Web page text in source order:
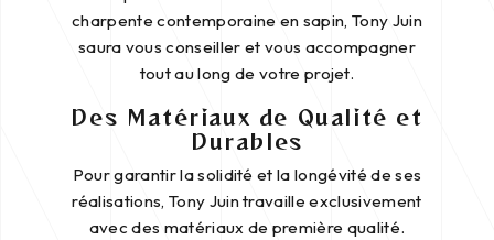
charpente contemporaine en sapin, Tony Juin
saura vous conseiller et vous accompagner
tout au long de votre projet.
Des Matériaux de Qualité et
Durables
Pour garantir la solidité et la longévité de ses
réalisations, Tony Juin travaille exclusivement
avec des matériaux de première qualité.